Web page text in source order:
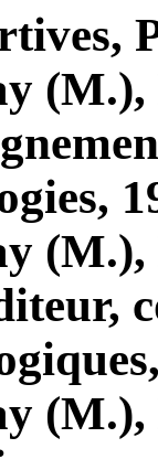
(M.),
(M.),